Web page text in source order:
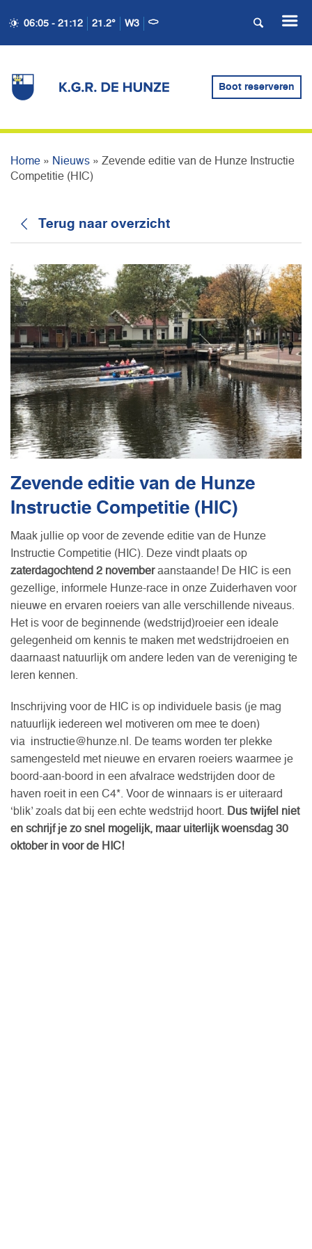
06:05 - 21:12 21.2° W3
Boot reserveren
HUNZE INSTRUCTIE
Home » Nieuws » Zevende editie van de Hunze Instructie
Competitie (HIC)
Terug naar overzicht
Zevende editie van de Hunze
Instructie Competitie (HIC)
Maak jullie op voor de zevende editie van de Hunze
Instructie Competitie (HIC). Deze vindt plaats op
zaterdagochtend 2 novemberaanstaande! De HIC is een
gezellige, informele Hunze-race in onze Zuiderhaven voor
nieuwe en ervaren roeiers van alle verschillende niveaus.
Het is voor de beginnende (wedstrijd)roeier een ideale
gelegenheid om kennis te maken met wedstrijdroeien en
daarnaast natuurlijk om andere leden van de vereniging te
leren kennen.
Inschrijving voor de HIC is op individuele basis (je mag
natuurlijk iedereen wel motiveren om mee te doen)
via instructie@hunze.nl. De teams worden ter plekke
samengesteld met nieuwe en ervaren roeiers waarmee je
boord-aan-boord in een afvalrace wedstrijden door de
haven roeit in een C4*. Voor de winnaars is er uiteraard
‘blik’ zoals dat bij een echte wedstrijd hoort. Dus twijfel niet
en schrijf je zo snel mogelijk, maar uiterlijk woensdag 30
oktober in voor de HIC!